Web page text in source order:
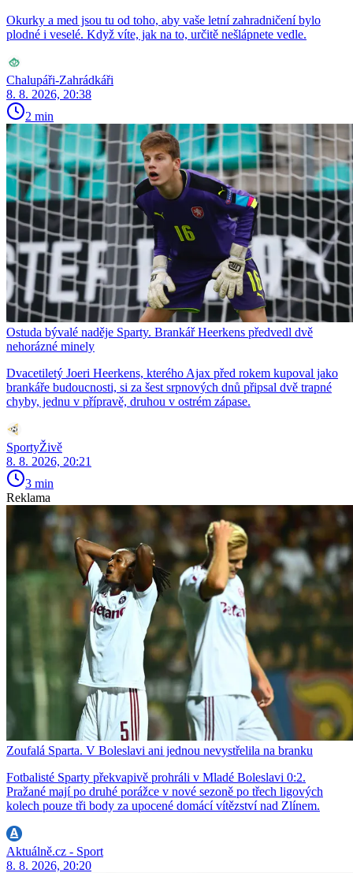
Okurky a med jsou tu od toho, aby vaše letní zahradničení bylo
plodné i veselé. Když víte, jak na to, určitě nešlápnete vedle.
Chalupáři-Zahrádkáři
8. 8. 2026, 20:38
2 min
Ostuda bývalé naděje Sparty. Brankář Heerkens předvedl dvě
nehorázné minely
Dvacetiletý Joeri Heerkens, kterého Ajax před rokem kupoval jako
brankáře budoucnosti, si za šest srpnových dnů připsal dvě trapné
chyby, jednu v přípravě, druhou v ostrém zápase.
SportyŽivě
8. 8. 2026, 20:21
3 min
Reklama
Zoufalá Sparta. V Boleslavi ani jednou nevystřelila na branku
Fotbalisté Sparty překvapivě prohráli v Mladé Boleslavi 0:2.
Pražané mají po druhé porážce v nové sezoně po třech ligových
kolech pouze tři body za upocené domácí vítězství nad Zlínem.
Aktuálně.cz - Sport
8. 8. 2026, 20:20